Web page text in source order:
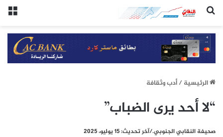
(النقابي الجنوبي:/خاص.)
الرئيسيِة/أدب وثقافة
“لا أحد يرى الضباب”
صحيفة النقابي الجنوبي./آخر تحديث: 15 يوليو، 2025